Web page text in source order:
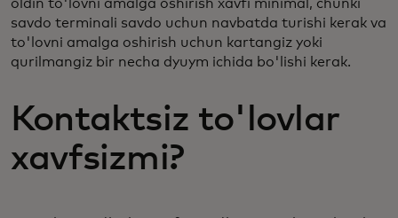
oldin to'lovni amalga oshirish xavfi minimal, chunki
savdo terminali savdo uchun navbatda turishi kerak va
to'lovni amalga oshirish uchun kartangiz yoki
qurilmangiz bir necha dyuym ichida bo'lishi kerak.
Kontaktsiz to'lovlar
xavfsizmi?